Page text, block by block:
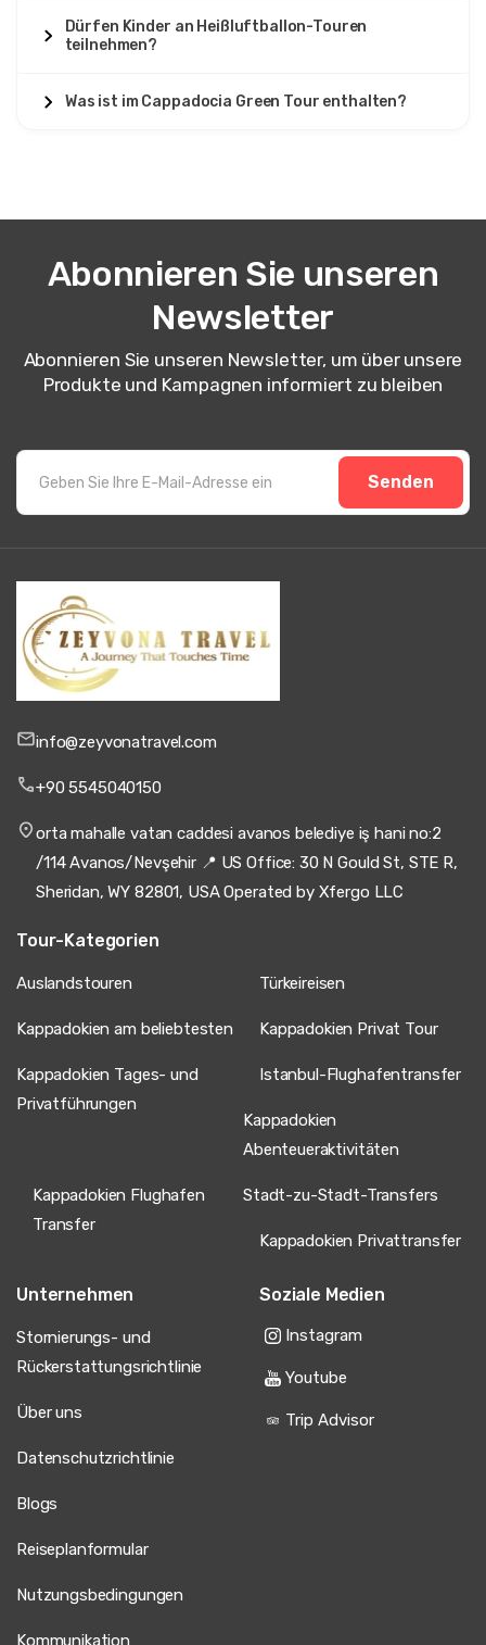
Dürfen Kinder an Heißluftballon-Touren
teilnehmen?
Was ist im Cappadocia Green Tour enthalten?
Abonnieren Sie unseren
Newsletter
Abonnieren Sie unseren Newsletter, um über unsere
Produkte und Kampagnen informiert zu bleiben
Senden
info@zeyvonatravel.com
+90 5545040150
orta mahalle vatan caddesi avanos belediye iş hani no:2
/114 Avanos/Nevşehir 📍 US Office: 30 N Gould St, STE R,
Sheridan, WY 82801, USA Operated by Xfergo LLC
Tour-Kategorien
Auslandstouren Türkeireisen
Kappadokien am beliebtesten Kappadokien Privat Tour
Kappadokien Tages- und
Privatführungen
Istanbul-Flughafentransfer
Kappadokien
Abenteueraktivitäten
Kappadokien Flughafen
Transfer
Stadt-zu-Stadt-Transfers
Kappadokien Privattransfer
Unternehmen
Stornierungs- und
Rückerstattungsrichtlinie
Über uns
Datenschutzrichtlinie
Blogs
Reiseplanformular
Nutzungsbedingungen
Kommunikation
Soziale Medien
Instagram
Youtube
Trip Advisor